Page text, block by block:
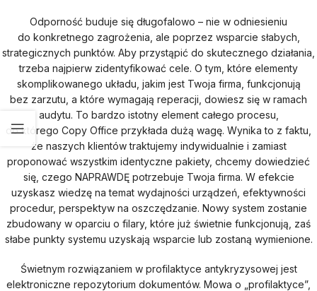
Odporność buduje się długofalowo – nie w odniesieniu
do konkretnego zagrożenia, ale poprzez wsparcie słabych,
strategicznych punktów. Aby przystąpić do skutecznego działania,
trzeba najpierw zidentyfikować cele. O tym, które elementy
skomplikowanego układu, jakim jest Twoja firma, funkcjonują
bez zarzutu, a które wymagają reperacji, dowiesz się w ramach
audytu. To bardzo istotny element całego procesu,
do którego Copy Office przykłada dużą wagę. Wynika to z faktu,
że naszych klientów traktujemy indywidualnie i zamiast
proponować wszystkim identyczne pakiety, chcemy dowiedzieć
się, czego NAPRAWDĘ potrzebuje Twoja firma. W efekcie
uzyskasz wiedzę na temat wydajności urządzeń, efektywności
procedur, perspektyw na oszczędzanie. Nowy system zostanie
zbudowany w oparciu o filary, które już świetnie funkcjonują, zaś
słabe punkty systemu uzyskają wsparcie lub zostaną wymienione.
Świetnym rozwiązaniem w profilaktyce antykryzysowej jest
elektroniczne repozytorium dokumentów. Mowa o „profilaktyce”,